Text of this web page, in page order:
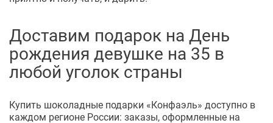
Доставим подарок на День
рождения девушке на 35 в
любой уголок страны
Купить шоколадные подарки «Конфаэль» доступно в
каждом регионе России: заказы, оформленные на